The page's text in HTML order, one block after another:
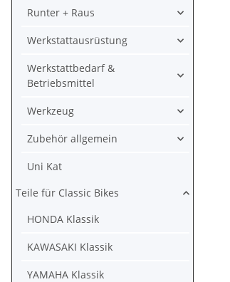
Runter + Raus
Werkstattausrüstung
Werkstattbedarf &
Betriebsmittel
Werkzeug
Zubehör allgemein
Uni Kat
Teile für Classic Bikes
HONDA Klassik
KAWASAKI Klassik
YAMAHA Klassik